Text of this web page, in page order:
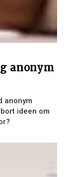
anonym
anonym
ideen om